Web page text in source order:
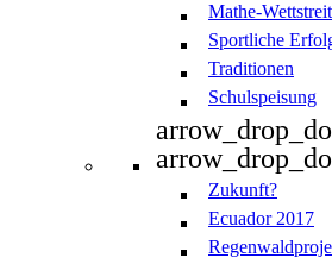
Mathe-
Sportliche
Traditionen
Schulspeisung
Zukunft?
Ecuador 2017